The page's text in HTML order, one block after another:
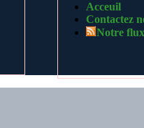
Acceuil
Contactez
Notre